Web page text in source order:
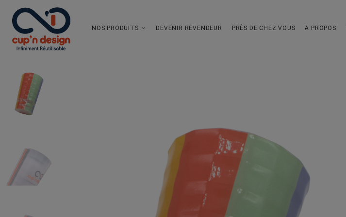
NOS PRODUITS DEVENIR REVENDEUR PRÈS DE CHEZ VOUS A PROPOS